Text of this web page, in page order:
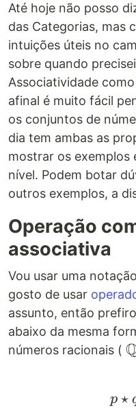
Até hoje não posso
das Categorias, mas
intuições úteis no
sobre quando
Associatividade
afinal é muito fácil
os conjuntos de
dia tem ambas as
mostrar os exemplos
nível. Podem botar
outros exemplos, a
Operação
associativa
Vou usar uma
gosto de usar
assunto, então
abaixo da mesma
números racionais (
p ⋆